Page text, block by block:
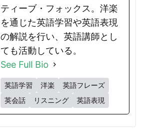
ティーブ・フォックス。洋楽
を通じた英語学習や英語表現
の解説を行い、英語講師とし
ても活動している。
See Full Bio
英語学習 洋楽
英語フレーズ
英会話
リスニング 英語表現